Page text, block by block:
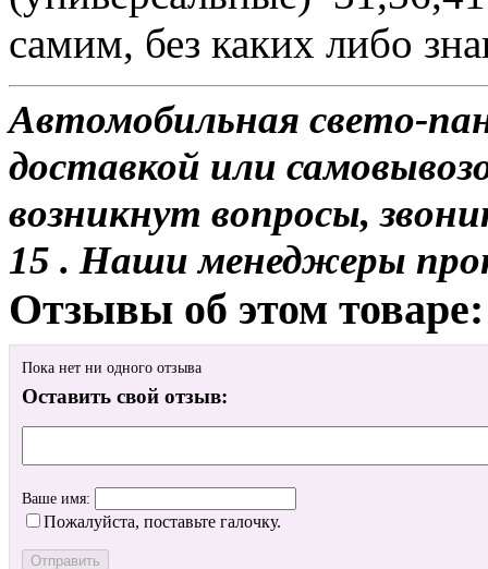
самим, без каких либо
Автомобильная свето-
доставкой или
возникнут вопросы,
15 . Наши менеджеры
Отзывы об этом товаре:
Пока нет ни одного отзыва
Оставить свой отзыв:
Ваше имя:
Пожалуйста, поставьте галочку.